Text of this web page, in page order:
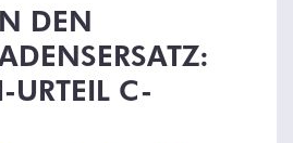
DEN
URTEIL C-